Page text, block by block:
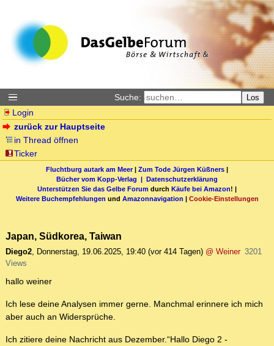
Suche: Los
Login
zurück zur Hauptseite
in Thread öffnen
Ticker
Fluchtburg autark am Meer| Zum Tode Jürgen Küßners |
Bücher vom Kopp-Verlag | Datenschutzerklärung
Unterstützen Sie das Gelbe Forum durch Käufe bei Amazon! |
Weitere Buchempfehlungen und Amazonnavigation | Cookie-Einstellungen
Japan, Südkorea, Taiwan
Diego2, Donnerstag, 19.06.2025, 19:40 (vor 414 Tagen) @ Weiner 3201
Views
hallo weiner
Ich lese deine Analysen immer gerne. Manchmal erinnere ich mich
aber auch an Widersprüche.
Ich zitiere deine Nachricht aus Dezember.“Hallo Diego 2 -